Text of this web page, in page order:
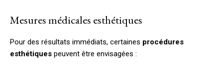
Mesures médicales esthétiques
Pour des résultats immédiats, certaines procédures
esthétiques peuvent être envisagées :